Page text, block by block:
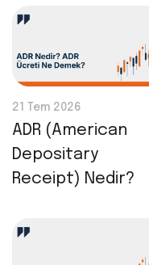
21 Tem 2026
ADR (American
Depositary
Receipt) Nedir?